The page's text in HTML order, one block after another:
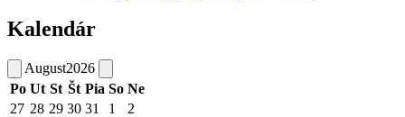
Kalendár
August2026
Po Ut St Št Pia So Ne
27 28 29 30 31 1
2